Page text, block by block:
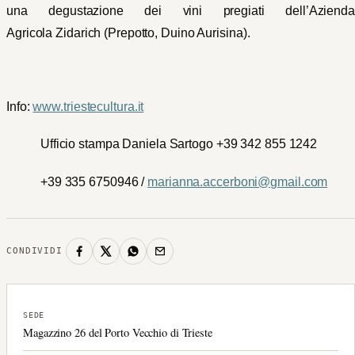
una degustazione dei vini pregiati dell’Azienda
Agricola Zidarich (Prepotto, Duino Aurisina).
Info:www.triestecultura.it
Ufficio stampa Daniela Sartogo +39 342 855 1242
+39 335 6750946 / marianna.accerboni@gmail.com
CONDIVIDI
SEDE
Magazzino 26 del Porto Vecchio di Trieste